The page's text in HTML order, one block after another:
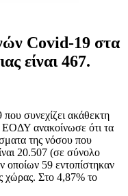
Covid-19 στα
είναι 467.
συνεχίζει ακάθεκτη
ανακοίνωσε ότι τα
της νόσου που
20.507 (σε σύνολο
οποίων 59 εντοπίστηκαν
χώρας. Στο 4,87% το